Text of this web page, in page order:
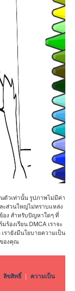
ตัวเท่านั้น รูปภาพไม่มีค่า
ะส่วนใหญ่ไม่ทราบแหล่ง
อง สำหรับปัญหาใดๆ ที่
องเรียน DMCA เราจะ
รายังมีนโยบายความเป็น
องคุณ
ลิขสิทธิ์ | ความเป็น